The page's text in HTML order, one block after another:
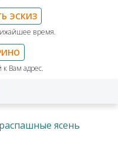
ЭСКИЗ
время.
Вам адрес.
ясень